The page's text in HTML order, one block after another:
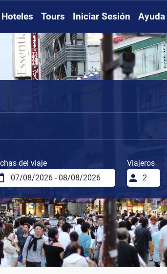
Hoteles Tours Iniciar Sesión Ayuda
del viaje
Viajeros